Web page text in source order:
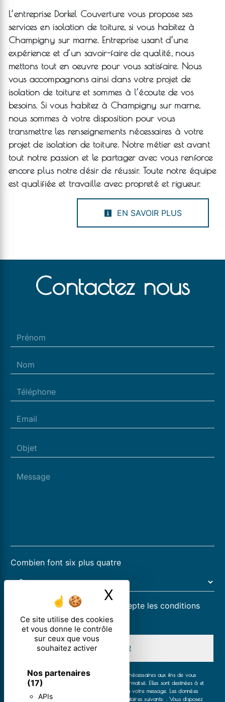
Ce site utilise des cookies
et vous donne le contrôle
sur ceux que vous
souhaitez activer
Nos partenaires
(17)
APIs
X Masquer le
L’entreprise Dorkel Couverturevous propose ses
services en isolation de toiture, si vous habitez à
Champigny sur marne. Entreprise usant d’une
expérience et d’un savoir-faire de qualité, nous
mettons tout en oeuvre pour vous satisfaire. Nous
vous accompagnons ainsi dans votre projet de
isolation de toitureet sommes à l’écoute de vos
besoins. Si vous habitez à Champigny sur marne,
nous sommes à votre disposition pour vous
transmettre les renseignements nécessaires à votre
projet de isolation de toiture. Notre métier est avant
tout notre passion et le partager avec vous renforce
encore plus notre désir de réussir. Toute notre équipe
est qualifiée et travaille avec propreté et rigueur.
EN SAVOIR PLUS
Contactez nous
Combien font six plus quatre
En cochant cette case, j'accepte les conditions
particulières ci-dessous **
ENVOYER
** Les données personnelles communiquées sont nécessaires aux fins de vous
contacter et sont enregistrées dans un fichier informatisé. Elles sont destinées à et
ses sous-traitants dans le seul but de répondre à votre message. Les données
collectées seront communiquées aux seuls destinataires suivants: . Vous disposez